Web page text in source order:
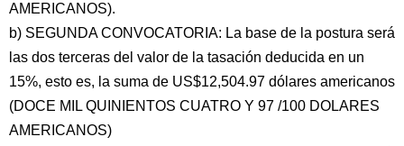
AMERICANOS).
b) SEGUNDA CONVOCATORIA: La base de la postura será
las dos terceras del valor de la tasación deducida en un
15%, esto es, la suma de US$12,504.97 dólares americanos
(DOCE MIL QUINIENTOS CUATRO Y 97 /100 DOLARES
AMERICANOS)